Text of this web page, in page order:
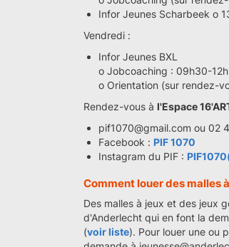
Infor Jeunes Scharbeek o
Vendredi :
Infor Jeunes BXL
o Jobcoaching : 09h30-
o Orientation (sur rendez-
Rendez-vous à l'Espace
pif1070@gmail.com ou 02
Facebook : PIF 1070
Instagram du PIF :
Comment louer des malles
Des malles à jeux et des jeux
d'Anderlecht qui en font la
(voir liste). Pour louer une ou